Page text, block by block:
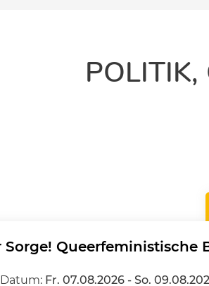
Sorge! Queerfeministische
Datum: Fr. 07.08.2026 - So.